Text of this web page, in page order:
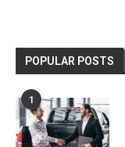
POPULAR POSTS
1